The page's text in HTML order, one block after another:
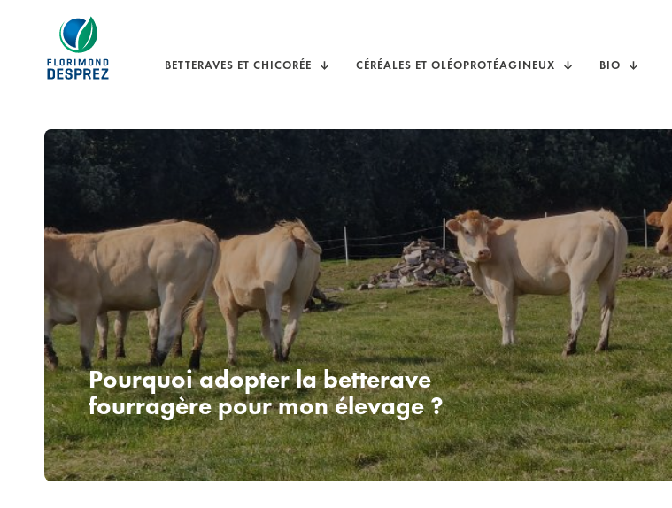
BETTERAVES ET CHICORÉE CÉRÉALES ET OLÉOPROTÉAGINEUX BIO
Pourquoi adopter la betterave
fourragère pour mon élevage ?